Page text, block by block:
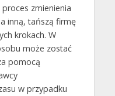
proces zmienienia
inną, tańszą firmę
krokach. W
może zostać
pomocą
w przypadku